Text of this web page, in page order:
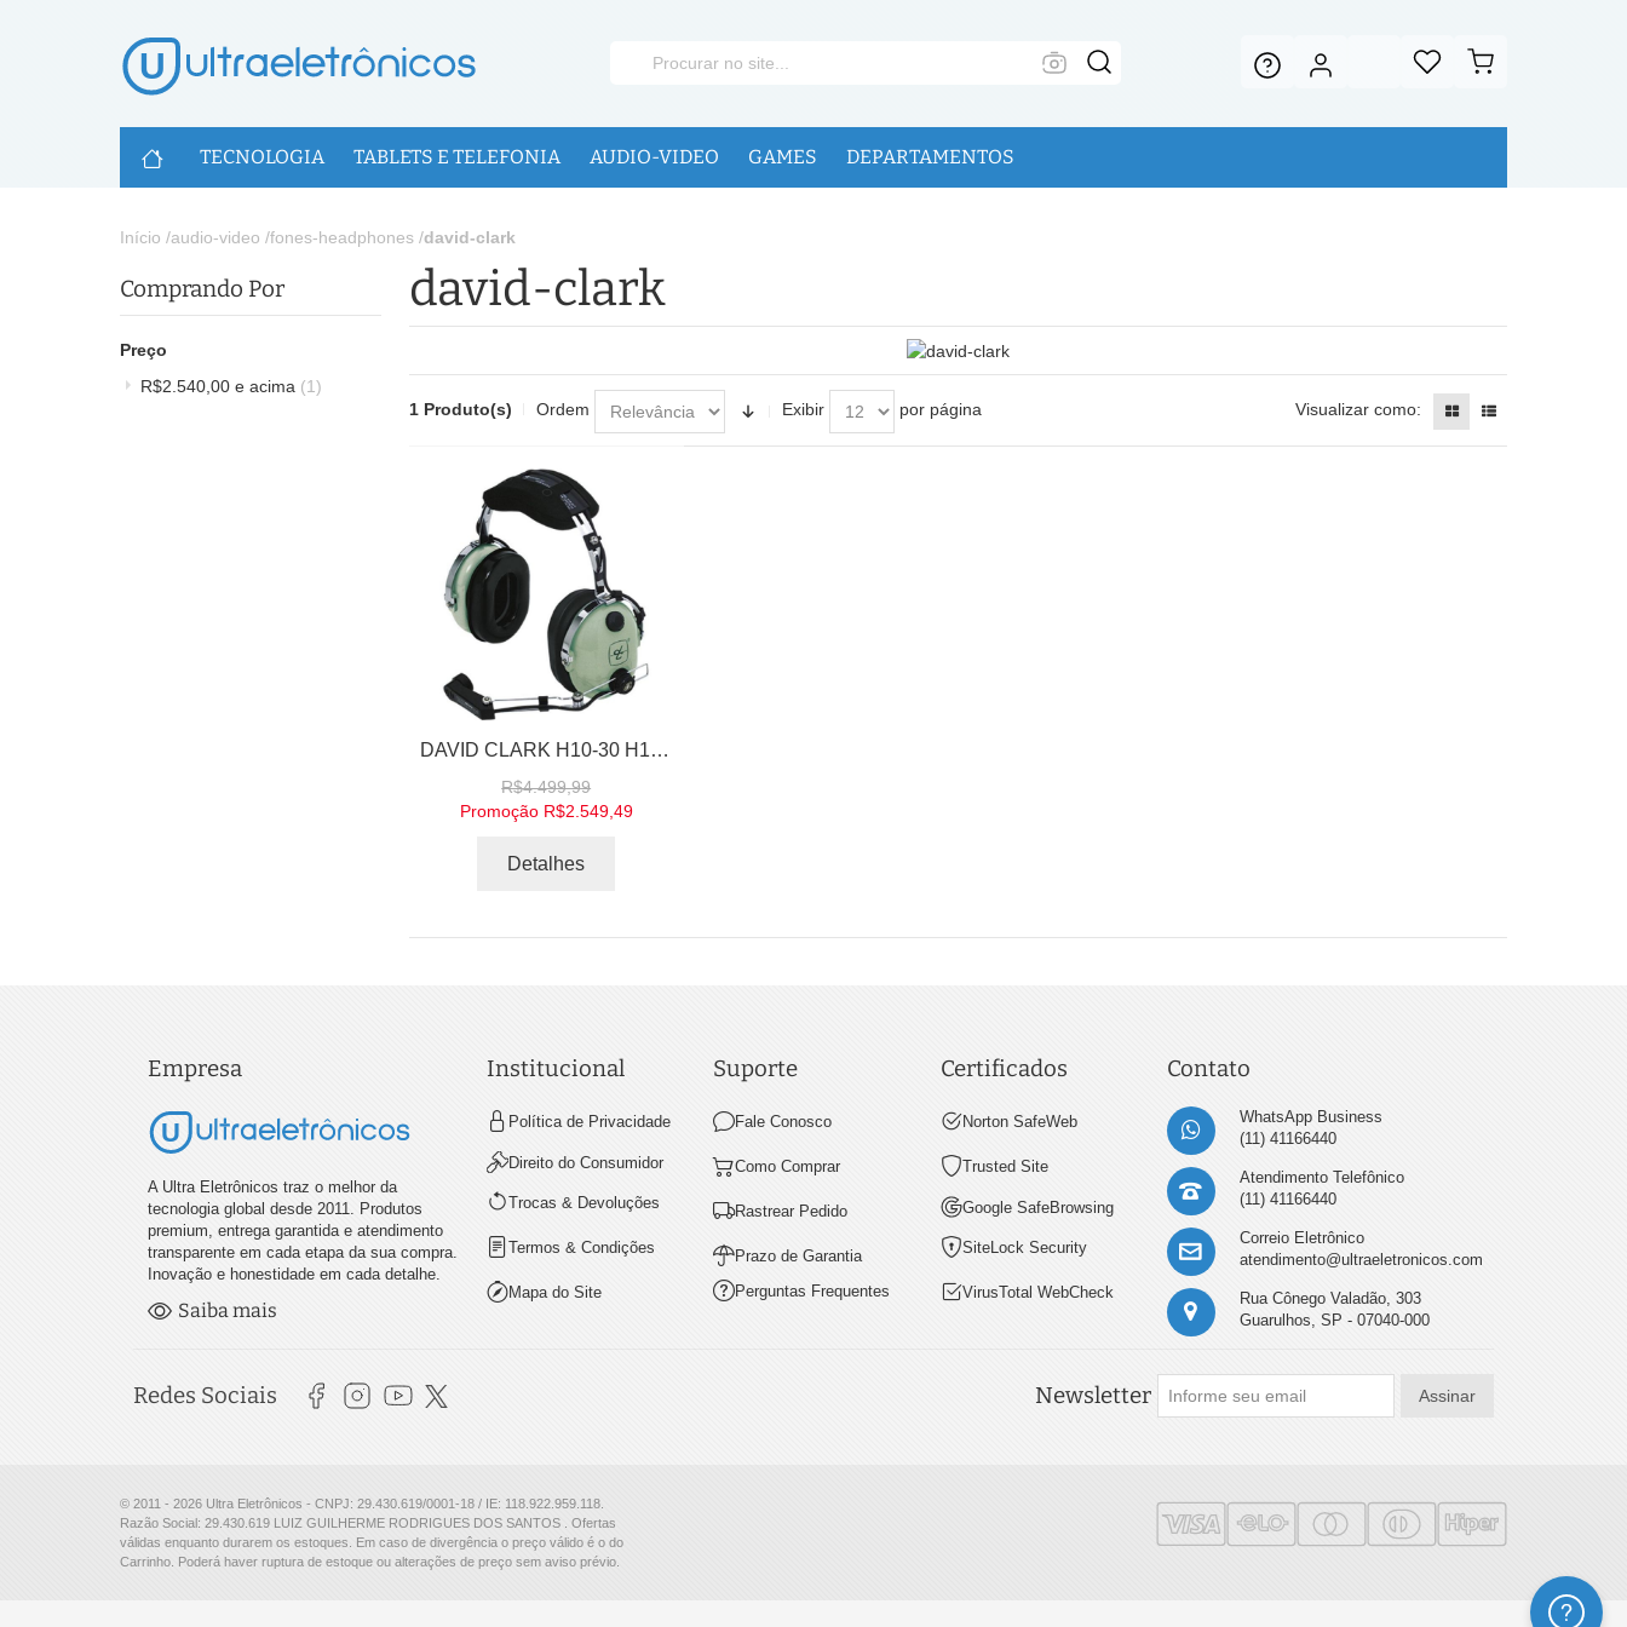
U
TECNOLOGIA TABLETS E TELEFONIA AUDIO-VIDEO GAMES DEPARTAMENTOS
Início /audio-video /fones-headphones /david-clark
david-clark
1 Produto(s) Ordem Exibir por página Visualizar como:
DAVID CLARK H10-30 H10-60 H10-66 HEADSET AVIAÇÃO
R$4.499,99
Promoção R$2.549,49
Detalhes
Comprando Por
Preço
R$2.540,00 e acima (1)
Empresa
A Ultra Eletrônicos traz o melhor da
tecnologia global desde 2011. Produtos
premium, entrega garantida e atendimento
transparente em cada etapa da sua compra.
Inovação e honestidade em cada detalhe.
Saiba mais
Institucional
Política de Privacidade
Direito do Consumidor
Trocas & Devoluções
Termos & Condições
Mapa do Site
Suporte
Fale Conosco
Como Comprar
Rastrear Pedido
Prazo de Garantia
Perguntas Frequentes
Certificados
Norton SafeWeb
Trusted Site
Google SafeBrowsing
SiteLock Security
VirusTotal WebCheck
Contato
WhatsApp Business
(11) 41166440
Atendimento Telefônico
(11) 41166440
Correio Eletrônico
atendimento@ultraeletronicos.com
Rua Cônego Valadão, 303
Guarulhos, SP - 07040-000
Redes Sociais Newsletter Assinar
© 2011 - 2026 Ultra Eletrônicos - CNPJ: 29.430.619/0001-18 / IE: 118.922.959.118.
Razão Social: 29.430.619 LUIZ GUILHERME RODRIGUES DOS SANTOS . Ofertas
válidas enquanto durarem os estoques. Em caso de divergência o preço válido é o do
Carrinho. Poderá haver ruptura de estoque ou alterações de preço sem aviso prévio.
Ajuda